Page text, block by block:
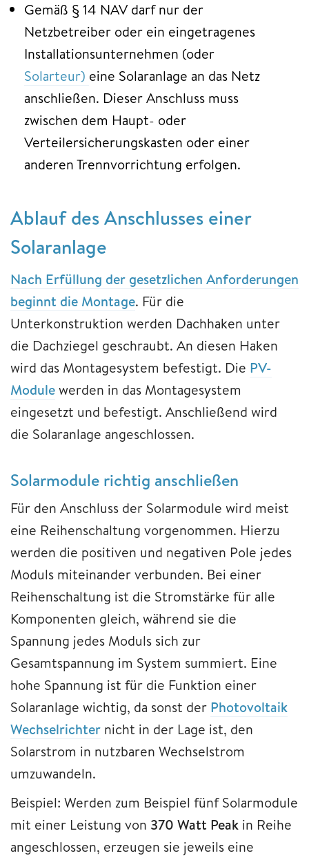
Gemäß § 14 NAV darf nur der
Netzbetreiber oder ein eingetragenes
Installationsunternehmen (oder
Solarteur) eine Solaranlage an das Netz
anschließen. Dieser Anschluss muss
zwischen dem Haupt- oder
Verteilersicherungskasten oder einer
anderen Trennvorrichtung erfolgen.
Ablauf des Anschlusses einer
Solaranlage
Nach Erfüllung der gesetzlichen Anforderungen
beginnt die Montage. Für die
Unterkonstruktion werden Dachhaken unter
die Dachziegel geschraubt. An diesen Haken
wird das Montagesystem befestigt. Die PV-
Modulewerden in das Montagesystem
eingesetzt und befestigt. Anschließend wird
die Solaranlage angeschlossen.
Solarmodule richtig anschließen
Für den Anschluss der Solarmodule wird meist
eine Reihenschaltung vorgenommen. Hierzu
werden die positiven und negativen Pole jedes
Moduls miteinander verbunden. Bei einer
Reihenschaltung ist die Stromstärke für alle
Komponenten gleich, während sie die
Spannung jedes Moduls sich zur
Gesamtspannung im System summiert. Eine
hohe Spannung ist für die Funktion einer
Solaranlage wichtig, da sonst der Photovoltaik
Wechselrichter nicht in der Lage ist, den
Solarstrom in nutzbaren Wechselstrom
umzuwandeln.
Beispiel: Werden zum Beispiel fünf Solarmodule
mit einer Leistung von 370 Watt Peak in Reihe
angeschlossen, erzeugen sie jeweils eine